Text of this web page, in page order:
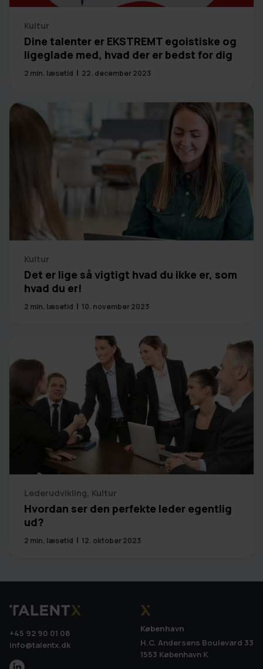
Kultur
Dine talenter er EKSTREMT egoistiske og
ligeglade med, hvad der er bedst for dig
2 min. læsetid 22. december 2023
Kultur
Det er lige så vigtigt hvad du ikke er, som
hvad du er!
2 min. læsetid 10. november 2023
Lederudvikling, Kultur
Hvordan ser den perfekte leder egentlig
ud?
2 min. læsetid 12. oktober 2023
+45 92 90 01 08
info@talentx.dk
København
H.C. Andersens Boulevard 33
1553 København K